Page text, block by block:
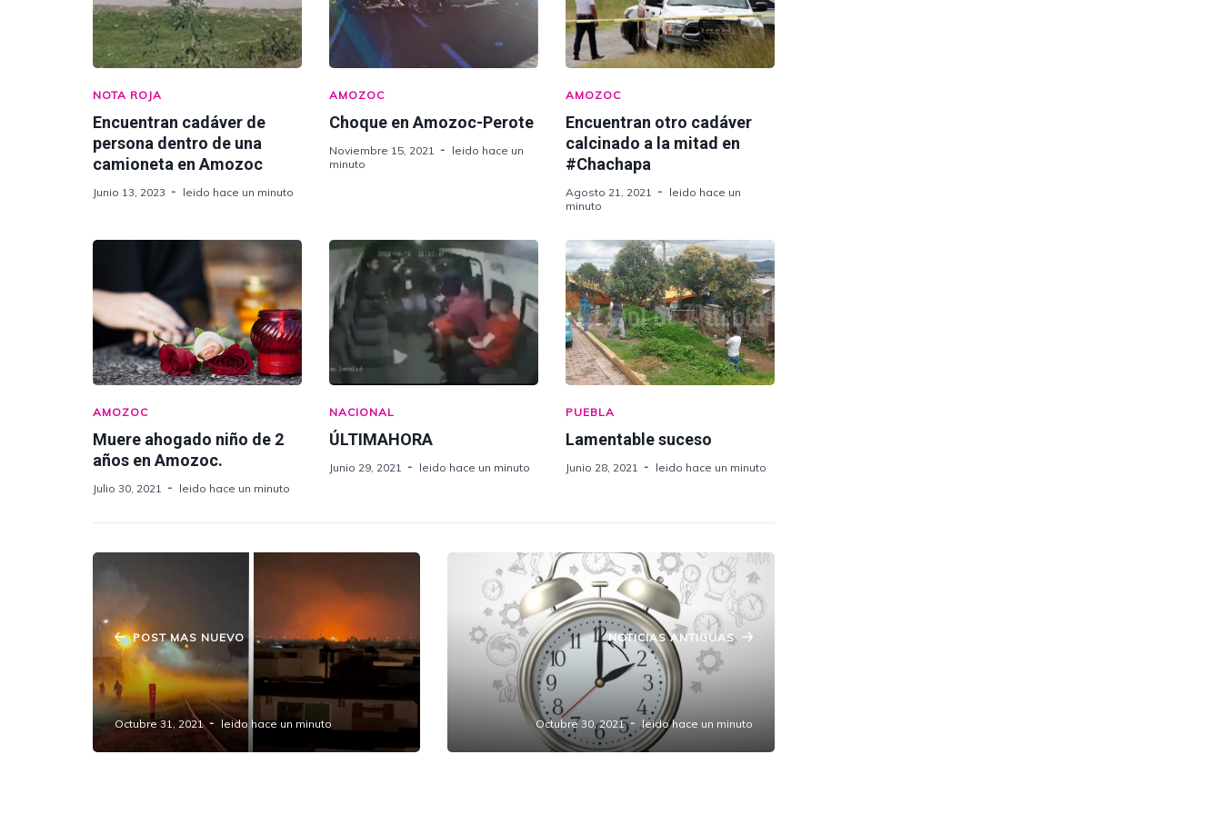
NOTA ROJA
Encuentran cadáver de
persona dentro de una
camioneta en Amozoc
Junio 13, 2023 leido hace un minuto
AMOZOC
Choque en Amozoc-Perote
Noviembre 15, 2021
leido hace un
minuto
AMOZOC
Encuentran otro cadáver
calcinado a la mitad en
#Chachapa
Agosto 21, 2021
leido hace un
minuto
AMOZOC
Muere ahogado niño de 2
años en Amozoc.
Julio 30, 2021 leido hace un minuto
NACIONAL
ÚLTIMAHORA
Junio 29, 2021 leido hace un minuto
PUEBLA
Lamentable suceso
Junio 28, 2021 leido hace un minuto
POST MAS NUEVO
Registran explosiones por toma
Clandestina en Xochimehuacán.
Octubre 31, 2021 leido hace un minuto
NOTICIAS ANTIGUAS
Este domingo comienza el horario de
invierno.
Octubre 30, 2021 leido hace un minuto